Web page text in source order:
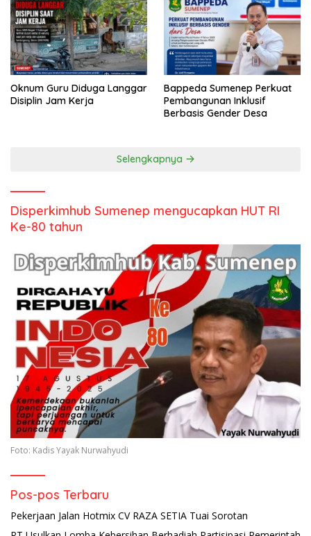
Oknum Guru Diduga Langgar
Disiplin Jam Kerja
Bappeda Sumenep Perkuat
Pembangunan Inklusif
Berbasis Gender Desa
Selengkapnya
Disperkimhub Sumenep mengucapkan HUT RI
Ke-80 tahun
Foto: Kadis Yayak Nurwahyudi
Pos-pos Terbaru
Pekerjaan Jalan Hotmix CV RAZA SETIA Tuai Sorotan